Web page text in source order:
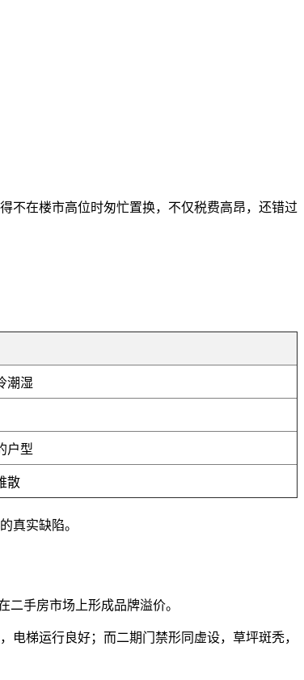
不在楼市高位时匆忙置换，不仅税费高昂，还错过
潮湿
户型
散
真实缺陷。
手房市场上形成品牌溢价。
梯运行良好；而二期门禁形同虚设，草坪斑秃，